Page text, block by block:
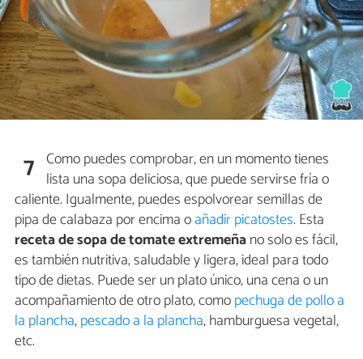
7 Como puedes comprobar, en un momento tienes
lista una sopa deliciosa, que puede servirse fría o
caliente. Igualmente, puedes espolvorear semillas de
pipa de calabaza por encima oañadir picatostes. Esta
receta de sopa de tomate extremeñano solo es fácil,
es también nutritiva, saludable y ligera, ideal para todo
tipo de dietas. Puede ser un plato único, una cena o un
acompañamiento de otro plato, comopechuga de pollo a
la plancha,pescado a la plancha, hamburguesa vegetal,
etc.